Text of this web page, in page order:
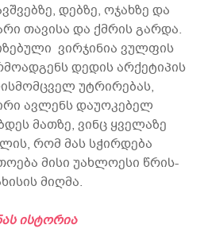
დებზე, ოჯახზე და
თავისა და ქმრის გარდა.
ვირჯინია ვულფის
დედის არქეტიპის
უტრირებას,
ავლენს დაუოკებელ
მათზე, ვინც ყველაზე
რომ მას სჭირდება
მისი უახლოესი წრის-
მიღმა.
ისტორია